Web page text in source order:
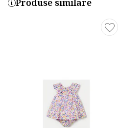
Produse similare